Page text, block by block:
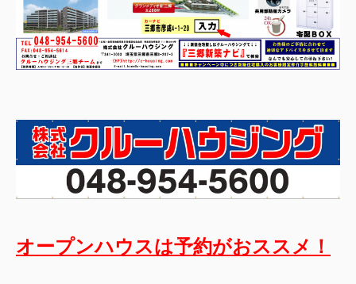
オープンハウスは予約がおススメ！